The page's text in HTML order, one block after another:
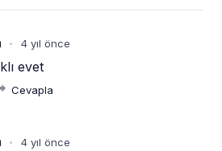
• 4 yıl önce
evet
Cevapla
• 4 yıl önce